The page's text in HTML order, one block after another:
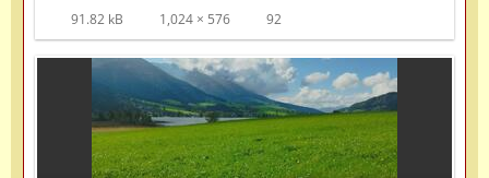
91.82 kB 1,024 × 576 92